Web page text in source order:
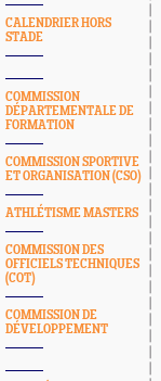
CALENDRIER HORS
STADE
COMMISSION
DÉPARTEMENTALE DE
FORMATION
COMMISSION SPORTIVE
ET ORGANISATION (CSO)
ATHLÉTISME MASTERS
COMMISSION DES
OFFICIELS TECHNIQUES
(COT)
COMMISSION DE
DÉVELOPPEMENT